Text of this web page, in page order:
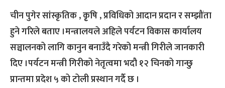
चीन पुगेर सांस्कृतिक , कृृषि , प्रविधिको आदान प्रदान र सम्झौंता
हुने गरिले बताए ।मन्त्रालयले अहिले पर्यटन विकास कार्यालय
सञ्चालनको लागि कानुन बनाउँदै गरेको मन्त्री गिरीले जानकारी
दिए ।पर्यटन मन्त्री गिरीको नेतृत्वमा भदौ १२ चिनको गान्छु
प्रान्तमा प्रदेश ५ को टोली प्रस्थान गर्दै छ ।